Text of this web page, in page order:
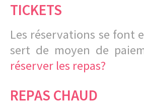
TICKETS
Les réservations se font
sert de moyen de
réserver les repas?
REPAS CHAUD